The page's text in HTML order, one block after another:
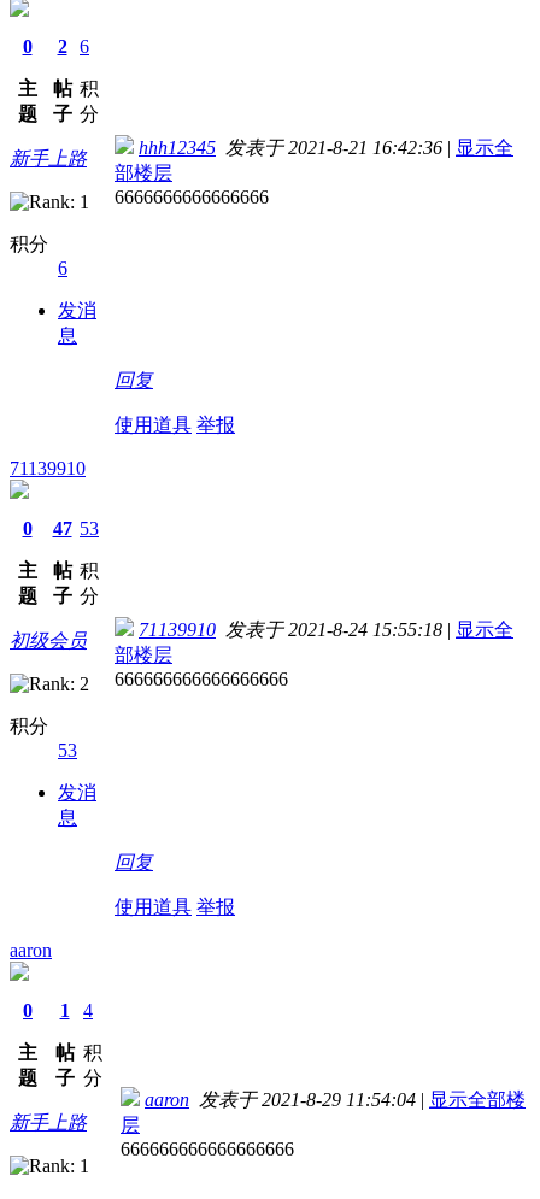
0
主
题
2
帖
子
6
积
分
新手上路
积分
6
发消
息
hhh12345 发表于 2021-8-21 16:42:36 | 显示全
部楼层
6666666666666666
回复
使用道具 举报
71139910
0
主
题
47
帖
子
53
积
分
初级会员
积分
53
发消
息
71139910 发表于 2021-8-24 15:55:18 | 显示全
部楼层
666666666666666666
回复
使用道具 举报
aaron
0
主
题
1
帖
子
4
积
分
新手上路
aaron 发表于 2021-8-29 11:54:04 | 显示全部楼
层
666666666666666666